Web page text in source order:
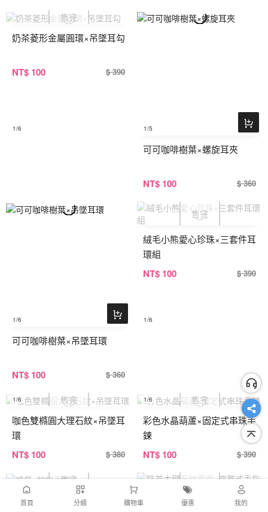
1/6
奶茶菱形金屬圓環×吊墜耳勾
NT$ 100 $ 390
1/5
可可咖啡樹葉×螺旋耳夾
NT$ 100 $ 360
1/6
可可咖啡樹葉×吊墜耳環
NT$ 100 $ 360
1/6
絨毛小熊愛心珍珠×三套件耳
環組
NT$ 100 $ 390
1/6
咖色雙橢圓大理石紋×吊墜耳
環
NT$ 100 $ 380
1/6
彩色水晶葫蘆×固定式串珠手
鍊
NT$ 100 $ 390
福氣×拉繩手鍊
首頁 分類 購物車 優惠 我的